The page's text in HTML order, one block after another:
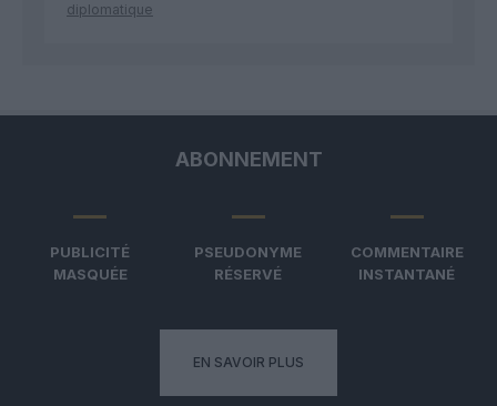
diplomatique
ABONNEMENT
PUBLICITÉ
MASQUÉE
PSEUDONYME
RÉSERVÉ
COMMENTAIRE
INSTANTANÉ
EN SAVOIR PLUS